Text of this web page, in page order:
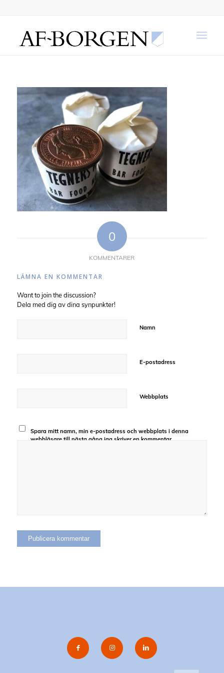
0
KOMMENTARER
LÄMNA EN KOMMENTAR
Want to join the discussion?
Dela med dig av dina synpunkter!
Namn
E-postadress
Webbplats
Spara mitt namn, min e-postadress och webbplats i denna
webbläsare till nästa gång jag skriver en kommentar.